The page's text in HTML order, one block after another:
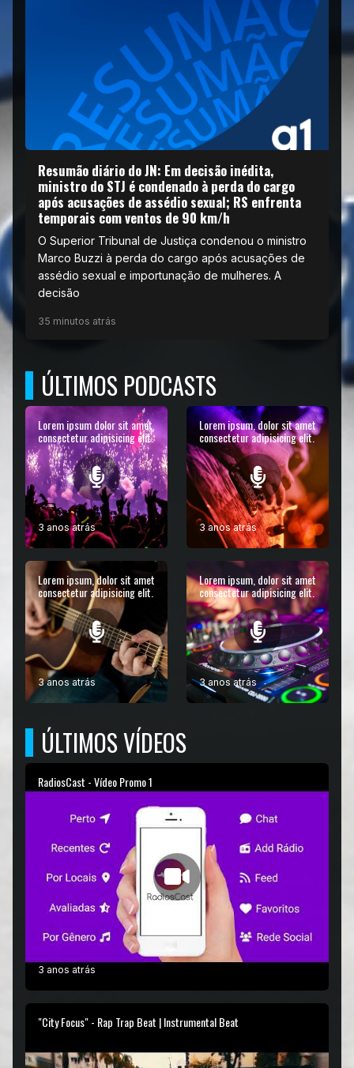
Resumão diário do JN: Em decisão inédita,
ministro do STJ é condenado à perda do cargo
após acusações de assédio sexual; RS enfrenta
temporais com ventos de 90 km/h
O Superior Tribunal de Justiça condenou o ministro
Marco Buzzi à perda do cargo após acusações de
assédio sexual e importunação de mulheres. A
decisão
35 minutos atrás
ÚLTIMOS PODCASTS
Lorem ipsum dolor sit amet
consectetur adipisicing elit.
3 anos atrás
Lorem ipsum, dolor sit amet
consectetur adipisicing elit.
3 anos atrás
Lorem ipsum, dolor sit amet
consectetur adipisicing elit.
3 anos atrás
Lorem ipsum, dolor sit amet
consectetur adipisicing elit.
3 anos atrás
ÚLTIMOS VÍDEOS
RadiosCast - Vídeo Promo 1
3 anos atrás
"City Focus" - Rap Trap Beat | Instrumental Beat